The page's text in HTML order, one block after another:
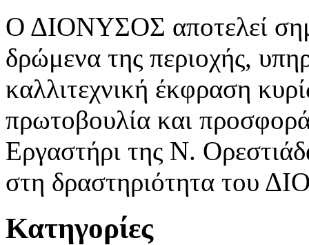
Ο ΔΙΟΝΥΣΟΣ αποτελεί
δρώμενα της περιοχής,
καλλιτεχνική έκφραση
πρωτοβουλία και
Εργαστήρι της Ν.
στη δραστηριότητα του
Κατηγορίες